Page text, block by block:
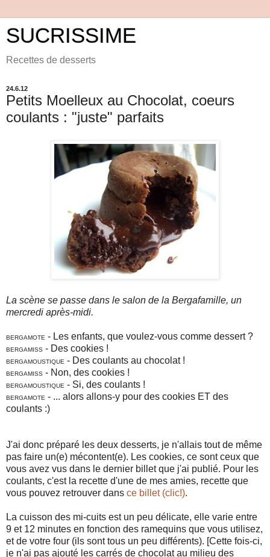
SUCRISSIME
Recettes de desserts
24.6.12
Petits Moelleux au Chocolat, coeurs
coulants : "juste" parfaits
La scène se passe dans le salon de la Bergafamille, un
mercredi après-midi.
BERGAMOTE - Les enfants, que voulez-vous comme dessert ?
BERGAMISS - Des cookies !
BERGAMOUSTIQUE - Des coulants au chocolat !
BERGAMISS - Non, des cookies !
BERGAMOUSTIQUE - Si, des coulants !
BERGAMOTE - ... alors allons-y pour des cookies ET des
coulants :)
J'ai donc préparé les deux desserts, je n'allais tout de même
pas faire un(e) mécontent(e). Les cookies, ce sont ceux que
vous avez vus dans le dernier billet que j'ai publié. Pour les
coulants, c'est la recette d'une de mes amies, recette que
vous pouvez retrouver dans ce billet (clic!).
La cuisson des mi-cuits est un peu délicate, elle varie entre
9 et 12 minutes en fonction des ramequins que vous utilisez,
et de votre four (ils sont tous un peu différents). [Cette fois-ci,
je n'ai pas ajouté les carrés de chocolat au milieu des